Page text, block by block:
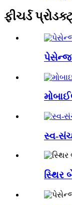
ફીચર્ડ
સ્વ-
સ્થિર